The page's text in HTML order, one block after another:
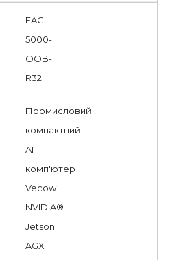
EAC-
5000-
OOB-
R32
Промисловий
компактний
AI
комп'ютер
Vecow
NVIDIA®
Jetson
AGX